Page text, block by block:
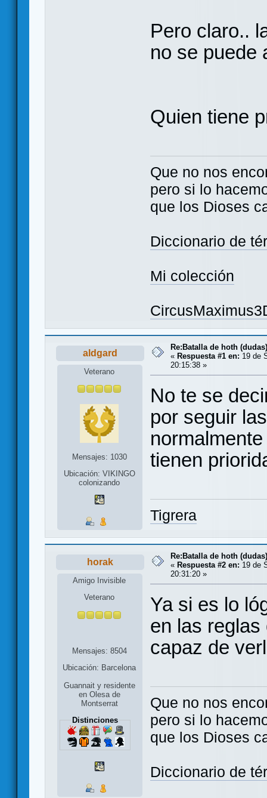
Pero claro..
no se puede
Quien tiene
Que no nos
pero si lo
que los Dioses
Diccionario de
Mi colección
aldgard
Veterano
Mensajes: 1030
Ubicación: VIKINGO
colonizando
Re:Batalla de hoth (dudas)
« Respuesta #1 en: 19 de
20:15:38 »
No te se
por seguir
tienen
Tigrera
horak
Amigo Invisible
Veterano
Mensajes: 8504
Ubicación: Barcelona
Guannait y residente
en Olesa de
Montserrat
Distinciones
Re:Batalla de hoth (dudas)
« Respuesta #2 en: 19 de
20:31:20 »
Ya si es lo
en las
capaz de
Que no nos
pero si lo
que los Dioses
Diccionario de